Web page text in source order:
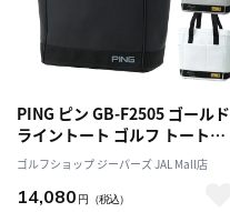
PING ピン GB-F2505 ゴールド
ライントート ゴルフ トートバ
ッグ 旅行 スポーツ 2025年モデ
ル 日本正規品
ゴルフショップ ジーパーズ JAL Mall店
14,080 円 （税込）